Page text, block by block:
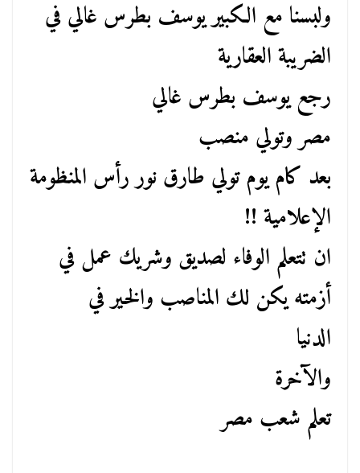
ولبسنا مع الكبير يوسف بطرس غالي في
الضريبة العقارية
رجع يوسف بطرس غالي
مصر وتولي منصب
بعد كام يوم تولي طارق نور رأس المنظومة
الإعلامية !!
ان تتعلم الوفاء لصديق وشريك عمل في
أزمته يكن لك المناصب والخير في
الدنيا
والآخرة
تعلم شعب مصر